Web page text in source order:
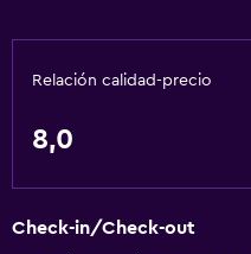
Aseo
Papel higiénico
Salud y seguridad
Relación calidad-precio
8,0
Check-in/Check-out